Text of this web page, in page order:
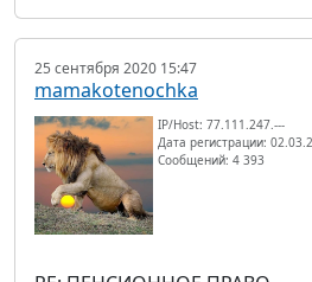
25 сентября 2020 15:47
mamakotenochka
IP/Host: 77.111.247.---
Дата регистрации:
Сообщений: 4 393